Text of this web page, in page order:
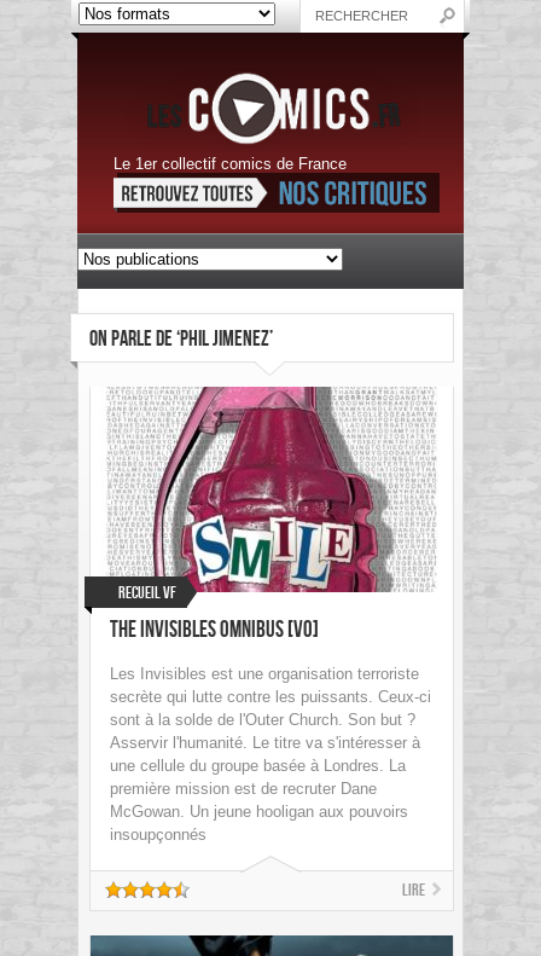
Le 1er collectif comics de France
ON PARLE DE ‘PHIL JIMENEZ’
Recueil VF
The Invisibles Omnibus [VO]
Les Invisibles est une organisation terroriste
secrète qui lutte contre les puissants. Ceux-ci
sont à la solde de l'Outer Church. Son but ?
Asservir l'humanité. Le titre va s'intéresser à
une cellule du groupe basée à Londres. La
première mission est de recruter Dane
McGowan. Un jeune hooligan aux pouvoirs
insoupçonnés
Lire